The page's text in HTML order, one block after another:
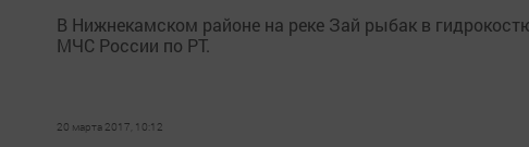
В Нижнекамском районе на реке Зай рыбак в
МЧС России по РТ.
20 марта 2017, 10:12